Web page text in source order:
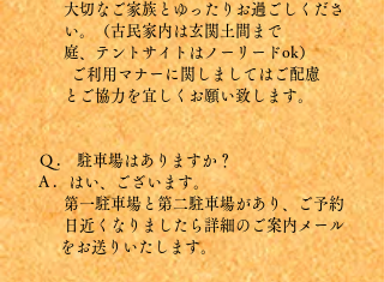
大切なご家族とゆったりお過ごしくださ
い。（古民家内は玄関土間まで
庭、テントサイトはノーリードok）
ご利用マナーに関しま してはご配慮
とご協力を宜しくお願い致します。
Q . 駐車場はありますか？
A . はい、ございます。
第一駐車場と第二駐車場があり、ご予約
日近くなりましたら詳細のご案内メール
をお送りいたします。